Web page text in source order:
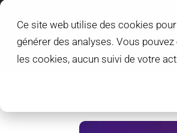
Ce site web utilise des cookies
générer des analyses. Vous
les cookies, aucun suivi de votre